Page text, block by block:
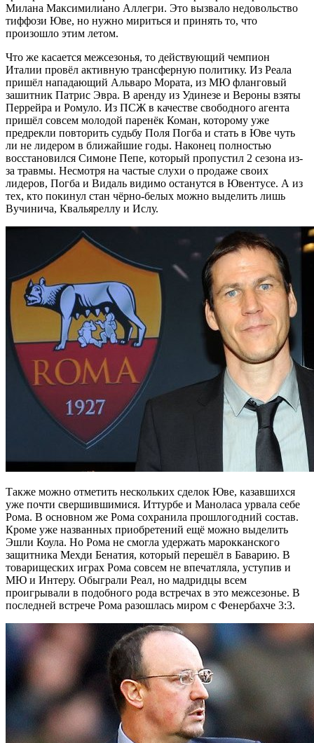
Милана Максимилиано Аллегри. Это вызвало недовольство
тиффози Юве, но нужно мириться и принять то, что
произошло этим летом.
Что же касается межсезонья, то действующий чемпион
Италии провёл активную трансферную политику. Из Реала
пришёл нападающий Альваро Мората, из МЮ фланговый
зашитник Патрис Эвра. В аренду из Удинезе и Вероны взяты
Перрейра и Ромуло. Из ПСЖ в качестве свободного агента
пришёл совсем молодой паренёк Коман, которому уже
предрекли повторить судьбу Поля Погба и стать в Юве чуть
ли не лидером в ближайшие годы. Наконец полностью
восстановился Симоне Пепе, который пропустил 2 сезона из-
за травмы. Несмотря на частые слухи о продаже своих
лидеров, Погба и Видаль видимо останутся в Ювентусе. А из
тех, кто покинул стан чёрно-белых можно выделить лишь
Вучинича, Квальяреллу и Ислу.
Также можно отметить нескольких сделок Юве, казавшихся
уже почти свершившимися. Иттурбе и Маноласа урвала себе
Рома. В основном же Рома сохранила прошлогодний состав.
Кроме уже названных приобретений ещё можно выделить
Эшли Коула. Но Рома не смогла удержать марокканского
защитника Мехди Бенатия, который перешёл в Баварию. В
товарищеских играх Рома совсем не впечатляла, уступив и
МЮ и Интеру. Обыграли Реал, но мадридцы всем
проигрывали в подобного рода встречах в это межсезонье. В
последней встрече Рома разошлась миром с Фенербахче 3:3.